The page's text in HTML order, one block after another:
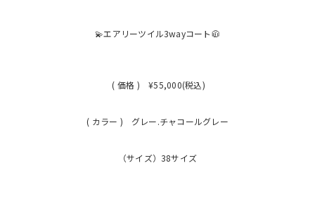
💫エアリーツイル3wayコート🧥
( 価格 ) ¥55,000(税込)
( カラー ) グレー.チャコールグレー
（サイズ）38サイズ